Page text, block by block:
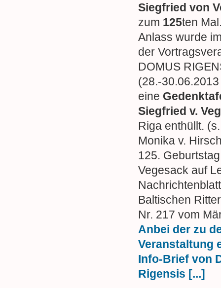
Siegfried von
zum 125ten
Anlass wurde
der
DOMUS
(28.-
eine
Siegfried v.
Riga enthüllt.
Monika v.
125.
Vegesack auf
Baltischen
Nr. 217 vom
Anbei der zu
Veranstaltung
Info-Brief von
Rigensis [...]